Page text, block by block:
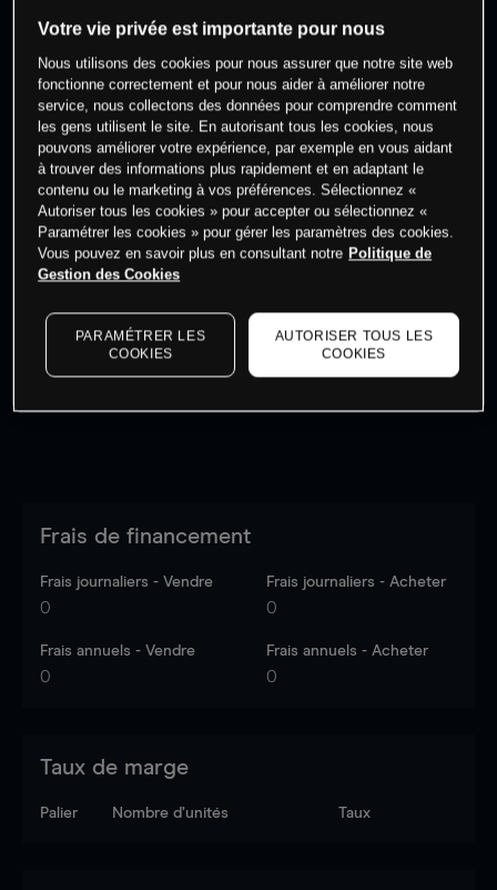
0 % des clients ont une position à
cet actif
Commencez à trader
dernières données du marché.Log into see latest
market data
Frais de financement
Frais journaliers - Vendre
0
Frais journaliers - Acheter
0
Frais annuels - Vendre
0
Frais annuels - Acheter
0
Taux de marge
Palier Nombre d’unités Taux
Votre vie privée est importante pour nous
Nous utilisons des cookies pour nous assurer que notre site web
fonctionne correctement et pour nous aider à améliorer notre
service, nous collectons des données pour comprendre comment
les gens utilisent le site. En autorisant tous les cookies, nous
pouvons améliorer votre expérience, par exemple en vous aidant
à trouver des informations plus rapidement et en adaptant le
contenu ou le marketing à vos préférences. Sélectionnez «
Autoriser tous les cookies » pour accepter ou sélectionnez «
Paramétrer les cookies » pour gérer les paramètres des cookies.
Vous pouvez en savoir plus en consultant notre Politique de
Gestion des Cookies
PARAMÉTRER LES
COOKIES
AUTORISER TOUS LES
COOKIES